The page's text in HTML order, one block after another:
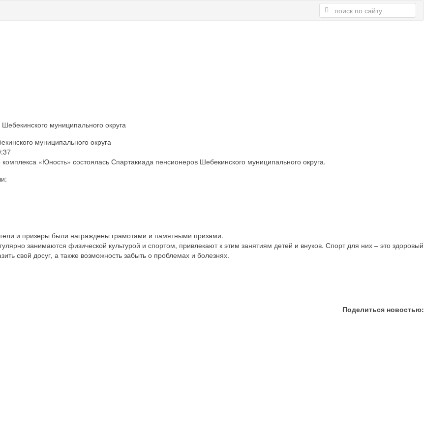
муниципального округа
муниципального округа
«Юность» состоялась Спартакиада пенсионеров Шебекинского муниципального округа.
и призеры были награждены грамотами и памятными призами.
занимаются физической культурой и спортом, привлекают к этим занятиям детей и внуков. Спорт для них – это здоровый
свой досуг, а также возможность забыть о проблемах и болезнях.
Поделиться новостью: